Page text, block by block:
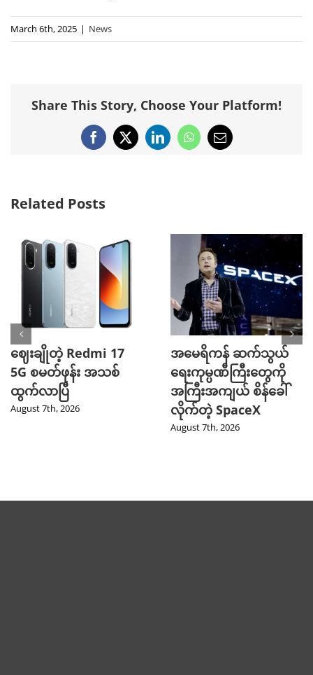
March 6th, 2025 | News
Share This Story, Choose Your Platform!
Facebook
X LinkedInWhatsApp
Email
Related Posts
ဈေးချိုတဲ့ Redmi 17
5G စမတ်ဖုန်း အသစ်
ထွက်လာပြီ
August 7th, 2026
အမေရိကန် ဆက်သွယ်
ရေးကုမ္ပဏီကြီးတွေကို
အကြီးအကျယ် စိန်ခေါ်
လိုက်တဲ့ SpaceX
August 7th, 2026